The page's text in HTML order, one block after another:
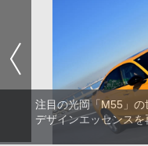
注目の光岡「M55」
デザインエッセンス